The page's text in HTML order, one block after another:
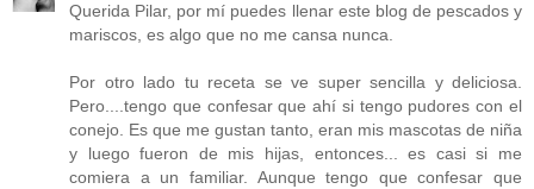
Querida Pilar, por mí puedes llenar este blog de pescados y
mariscos, es algo que no me cansa nunca.
Por otro lado tu receta se ve super sencilla y deliciosa.
Pero....tengo que confesar que ahí si tengo pudores con el
conejo. Es que me gustan tanto, eran mis mascotas de niña
y luego fueron de mis hijas, entonces... es casi si me
comiera a un familiar. Aunque tengo que confesar que